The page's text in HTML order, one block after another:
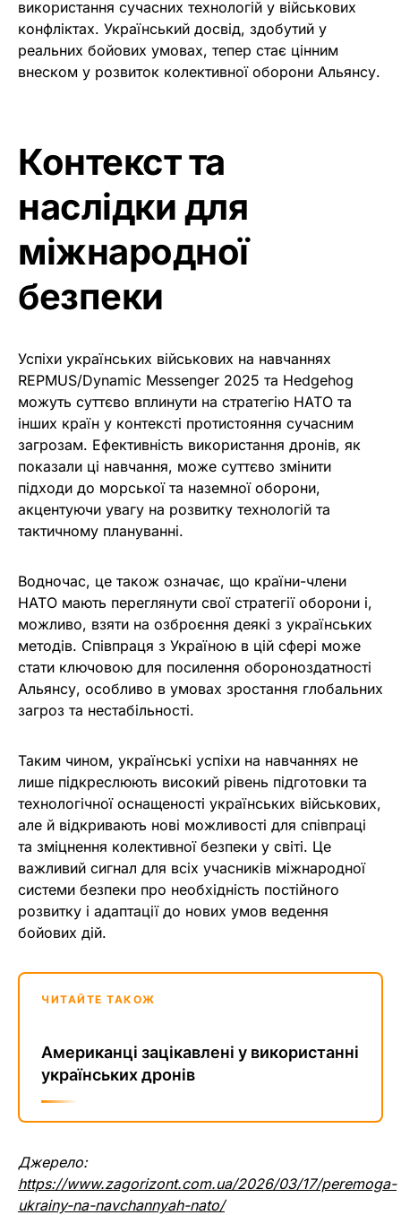
використання сучасних технологій у військових
конфліктах. Український досвід, здобутий у
реальних бойових умовах, тепер стає цінним
внеском у розвиток колективної оборони Альянсу.
Контекст та
наслідки для
міжнародної
безпеки
Успіхи українських військових на навчаннях
REPMUS/Dynamic Messenger 2025 та Hedgehog
можуть суттєво вплинути на стратегію НАТО та
інших країн у контексті протистояння сучасним
загрозам. Ефективність використання дронів, як
показали ці навчання, може суттєво змінити
підходи до морської та наземної оборони,
акцентуючи увагу на розвитку технологій та
тактичному плануванні.
Водночас, це також означає, що країни-члени
НАТО мають переглянути свої стратегії оборони і,
можливо, взяти на озброєння деякі з українських
методів. Співпраця з Україною в цій сфері може
стати ключовою для посилення обороноздатності
Альянсу, особливо в умовах зростання глобальних
загроз та нестабільності.
Таким чином, українські успіхи на навчаннях не
лише підкреслюють високий рівень підготовки та
технологічної оснащеності українських військових,
але й відкривають нові можливості для співпраці
та зміцнення колективної безпеки у світі. Це
важливий сигнал для всіх учасників міжнародної
системи безпеки про необхідність постійного
розвитку і адаптації до нових умов ведення
бойових дій.
ЧИТАЙТЕ ТАКОЖ
Американці зацікавлені у використанні
українських дронів
Джерело:
https://www.zagorizont.com.ua/2026/03/17/peremoga-
ukrainy-na-navchannyah-nato/